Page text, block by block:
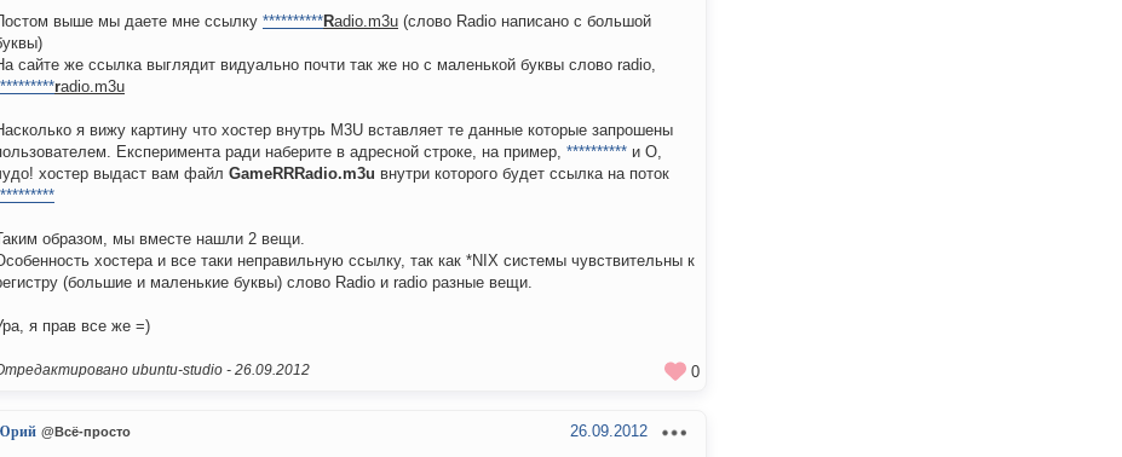
выше мы даете мне ссылку **********Radio.m3u (слово Radio написано с большой
сайте же ссылка выглядит видуально почти так же но с маленькой буквы слово radio,
radio.m3u
я вижу картину что хостер внутрь M3U вставляет те данные которые запрошены
Експеримента ради наберите в адресной строке, на пример, ********** и О,
хостер выдаст вам файл GameRRRadio.m3u внутри которого будет ссылка на поток
образом, мы вместе нашли 2 вещи.
хостера и все таки неправильную ссылку, так как *NIX системы чувствительны к
(большие и маленькие буквы) слово Radio и radio разные вещи.
я прав все же =)
ubuntu-studio - 26.09.2012 0
@Всё-просто 26.09.2012